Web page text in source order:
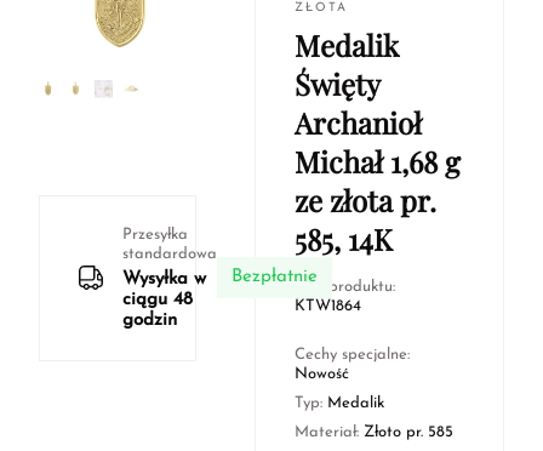
Przesyłka
standardowa
Wysyłka w
ciągu 48
godzin
Bezpłatnie
ZŁOTA
Medalik
Święty
Archanioł
Michał 1,68 g
ze złota pr.
585, 14K
Kod produktu:
KTW1864
Cechy specjalne:
Nowość
Typ: Medalik
Materiał: Złoto pr. 585